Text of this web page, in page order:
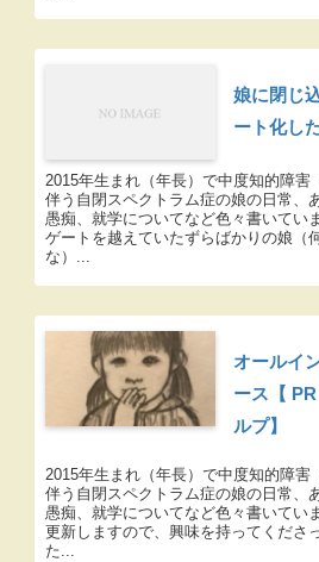
娘に閉じ
ート化し
2015年生まれ（年長）で中度知的障
伴う自閉スペクトラム症の娘の日常、
愚痴、就学についてなど色々書いてい
ゲートを越えていたずらばかりの娘（
な）...
オールイ
ース【
ルプ】
2015年生まれ（年長）で中度知的障
伴う自閉スペクトラム症の娘の日常、
愚痴、就学についてなど色々書いてい
更新しますので、興味を持ってくださ
た...